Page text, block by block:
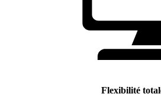
Flexibilité